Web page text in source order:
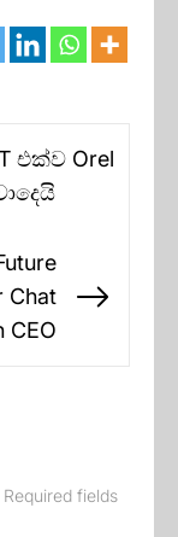
එක්ව Orel
Chat
CEO
Required fields